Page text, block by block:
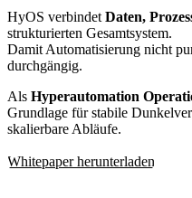
HyOS verbindetDaten,
strukturierten Gesamtsystem.
Damit Automatisierung nicht
durchgängig.
Als Hyperautomation
Grundlage für stabile
skalierbare Abläufe.
Whitepaper herunterladen